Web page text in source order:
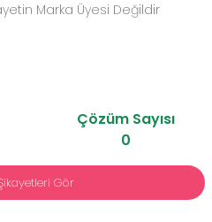
Marka Üyesi Değildir
Çözüm Sayısı
0
Gör